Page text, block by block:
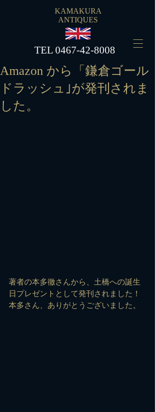
KAMAKURA
ANTIQUES
​TEL 0467-42-8008
Amazon から「鎌倉ゴール
ドラッシュ｣が発刊されま
した。
著者の本多徹さんから、土橋への誕生
日プレゼントとして発刊されました！
本多さん、ありがとうございました。